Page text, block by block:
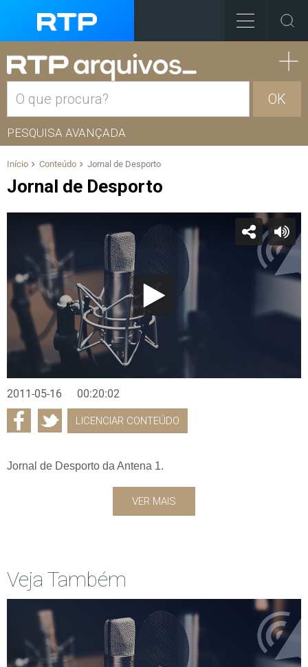
OK
PESQUISA AVANÇADA
Início Conteúdo Jornal de Desporto
Jornal de Desporto
2011-05-16 00:20:02
LICENCIAR CONTEÚDO
Jornal de Desporto da Antena 1.
VER MAIS
Veja Também